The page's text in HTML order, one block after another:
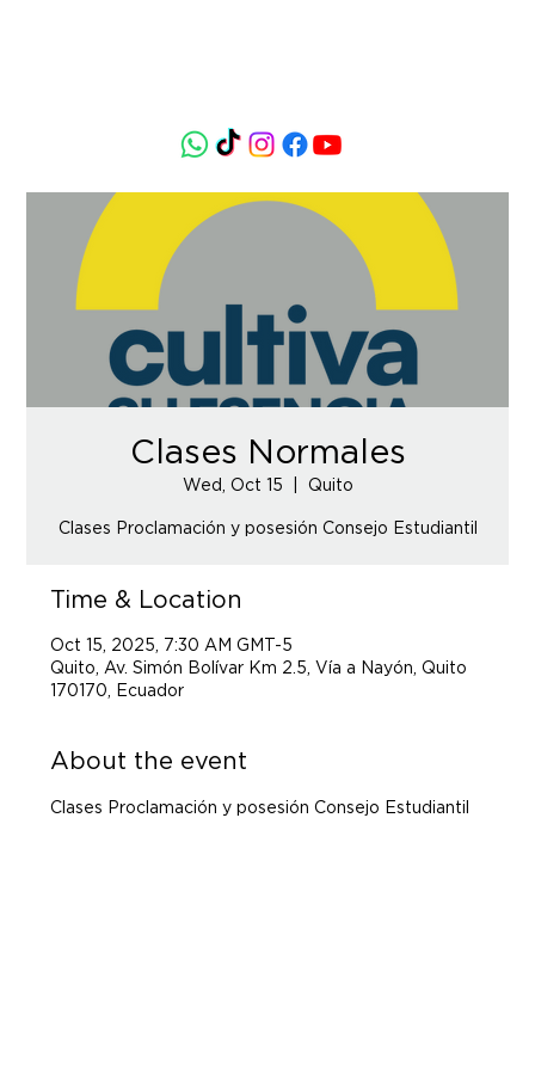
Clases Normales
Wed, Oct 15 Quito
Clases Proclamación y posesión Consejo Estudiantil
Time & Location
Oct 15, 2025, 7:30 AM GMT-5
Quito, Av. Simón Bolívar Km 2.5, Vía a Nayón, Quito
170170, Ecuador
About the event
Clases Proclamación y posesión Consejo Estudiantil